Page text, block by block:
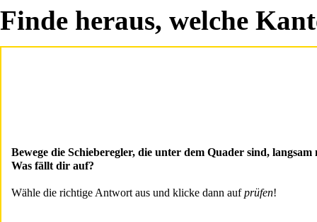
Finde heraus, welche
Bewege die Schieberegler, die unter dem Quader sind, langsam
Was fällt dir auf?
Wähle die richtige Antwort aus und klicke dann aufprüfen!